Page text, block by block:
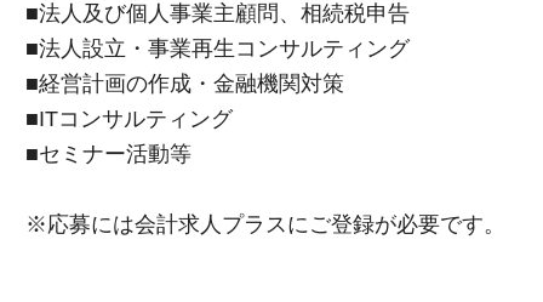
■法人及び個人事業主顧問、相続税申告
■法人設立・事業再生コンサルティング
■経営計画の作成・金融機関対策
■ITコンサルティング
■セミナー活動等
※応募には会計求人プラスにご登録が必要です。